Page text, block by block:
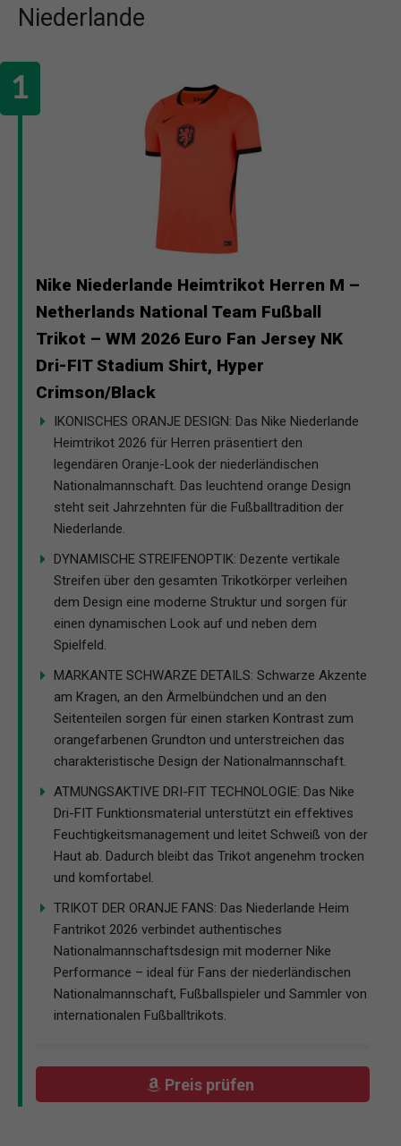
Niederlande
Nike Niederlande Heimtrikot Herren M –
Netherlands National Team Fußball
Trikot – WM 2026 Euro Fan Jersey NK
Dri-FIT Stadium Shirt, Hyper
Crimson/Black
IKONISCHES ORANJE DESIGN: Das Nike Niederlande
Heimtrikot 2026 für Herren präsentiert den
legendären Oranje-Look der niederländischen
Nationalmannschaft. Das leuchtend orange Design
steht seit Jahrzehnten für die Fußballtradition der
Niederlande.
DYNAMISCHE STREIFENOPTIK: Dezente vertikale
Streifen über den gesamten Trikotkörper verleihen
dem Design eine moderne Struktur und sorgen für
einen dynamischen Look auf und neben dem
Spielfeld.
MARKANTE SCHWARZE DETAILS: Schwarze Akzente
am Kragen, an den Ärmelbündchen und an den
Seitenteilen sorgen für einen starken Kontrast zum
orangefarbenen Grundton und unterstreichen das
charakteristische Design der Nationalmannschaft.
ATMUNGSAKTIVE DRI-FIT TECHNOLOGIE: Das Nike
Dri-FIT Funktionsmaterial unterstützt ein effektives
Feuchtigkeitsmanagement und leitet Schweiß von der
Haut ab. Dadurch bleibt das Trikot angenehm trocken
und komfortabel.
TRIKOT DER ORANJE FANS: Das Niederlande Heim
Fantrikot 2026 verbindet authentisches
Nationalmannschaftsdesign mit moderner Nike
Performance – ideal für Fans der niederländischen
Nationalmannschaft, Fußballspieler und Sammler von
internationalen Fußballtrikots.
Preis prüfen